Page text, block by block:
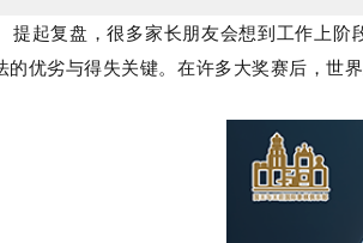
提起复盘，很多家长朋友会想到工作上阶
的优劣与得失关键。在许多大奖赛后，世